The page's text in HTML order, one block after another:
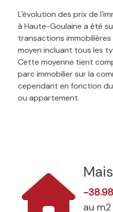
L'évolution des prix de
à Haute-Goulaine a été
transactions
moyen incluant tous les
Cette moyenne tient
parc immobilier sur la
cependant en fonction
ou appartement.
-
au m2